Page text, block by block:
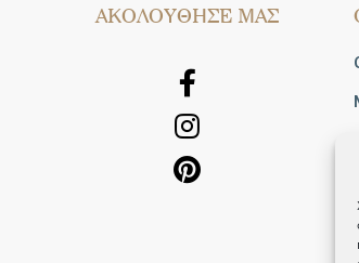
AΚΟΛΟΥΘΗΣΕ ΜΑΣ